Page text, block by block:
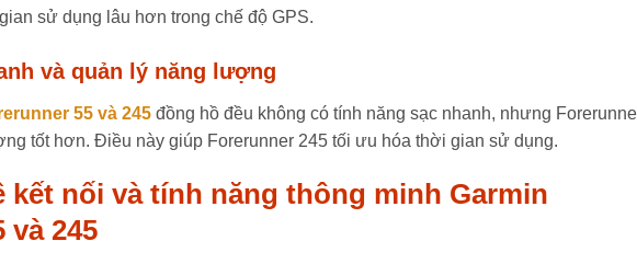
sử dụng lâu hơn trong chế độ GPS.
và quản lý năng lượng
55 và 245 đồng hồ đều không có tính năng sạc nhanh, nhưng
tốt hơn. Điều này giúp Forerunner 245 tối ưu hóa thời gian sử dụng.
kết nối và tính năng thông minh Garmin
và 245